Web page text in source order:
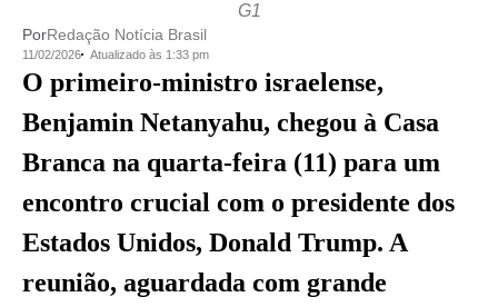
G1
PorRedação Notícia Brasil
11/02/2026 Atualizado às 1:33 pm
O primeiro-ministro israelense,
Benjamin Netanyahu, chegou à Casa
Branca na quarta-feira (11) para um
encontro crucial com o presidente dos
Estados Unidos, Donald Trump. A
reunião, aguardada com grande